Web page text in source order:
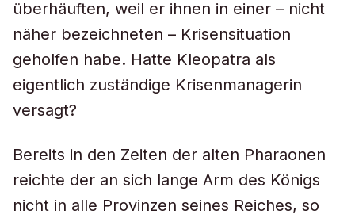
überhäuften, weil er ihnen in einer – nicht
näher bezeichneten – Krisensituation
geholfen habe. Hatte Kleopatra als
eigentlich zuständige Krisenmanagerin
versagt?
Bereits in den Zeiten der alten Pharaonen
reichte der an sich lange Arm des Königs
nicht in alle Provinzen seines Reiches, so